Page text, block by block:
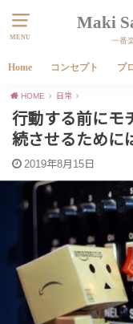
MENU
Maki
一番
Home コンセプト プ
HOME 日常
行動する前にモ
続させるために
2019年8月15日